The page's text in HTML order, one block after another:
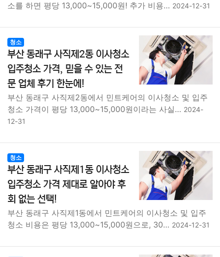
소를 하면 평당 13,000~15,000원! 추가 비용… 2024-12-31
청소
부산 동래구 사직제2동 이사청소
입주청소 가격, 믿을 수 있는 전
문 업체 후기 한눈에!
부산 동래구 사직제2동에서 민트케어의 이사청소 및 입주
청소 가격이 평당 13,000~15,000원이라는 사실… 2024-
12-31
청소
부산 동래구 사직제1동 이사청소
입주청소 가격 제대로 알아야 후
회 없는 선택!
부산 동래구 사직제1동에서 민트케어의 이사청소 및 입주
청소 비용은 평당 13,000~15,000원으로, 30… 2024-12-31